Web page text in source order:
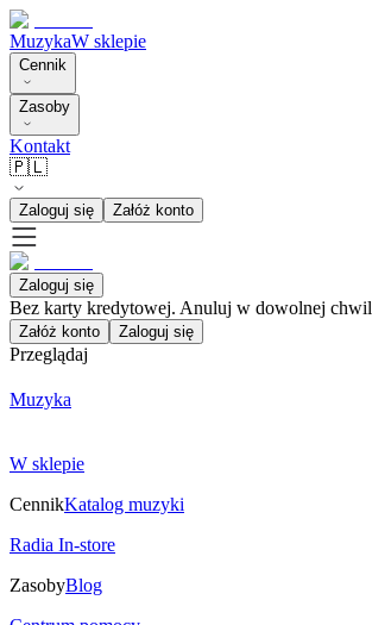
MuzykaW sklepie
Cennik
Zasoby
Kontakt
🇵🇱
Zaloguj się Załóż konto
Zaloguj się
Bez karty kredytowej. Anuluj w dowolnej
Załóż konto Zaloguj się
Przeglądaj
Muzyka
W sklepie
CennikKatalog muzyki
Radia In-store
ZasobyBlog